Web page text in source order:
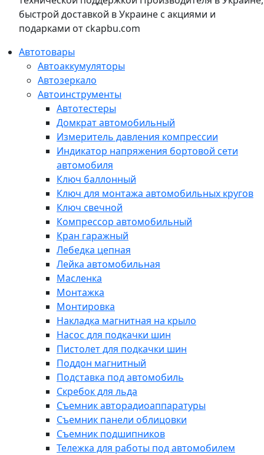
быстрой доставкой в Украине с акциями и
подарками от ckapbu.com
Автотовары
Автоаккумуляторы
Автозеркало
Автоинструменты
Автотестеры
Домкрат автомобильный
Измеритель давления компрессии
Индикатор напряжения бортовой сети
автомобиля
Ключ баллонный
Ключ для монтажа автомобильных кругов
Ключ свечной
Компрессор автомобильный
Кран гаражный
Лебедка цепная
Лейка автомобильная
Масленка
Монтажка
Монтировка
Накладка магнитная на крыло
Насос для подкачки шин
Пистолет для подкачки шин
Поддон магнитный
Подставка под автомобиль
Скребок для льда
Съемник авторадиоаппаратуры
Съемник панели облицовки
Съемник подшипников
Тележка для работы под автомобилем